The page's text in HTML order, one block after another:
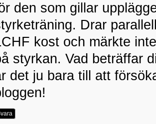
den som gillar
Drar
kost och märkte
styrkan. Vad beträffar
det ju bara till att